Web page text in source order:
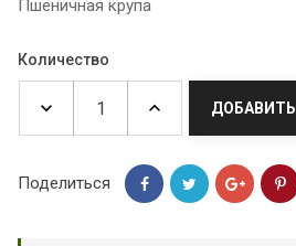
Пшеничная крупа
Количество
ДОБАВИТЬ
Поделиться